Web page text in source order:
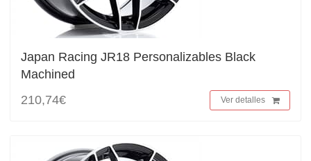
Japan Racing JR18 Personalizables Black
Machined
210,74€
Ver detalles